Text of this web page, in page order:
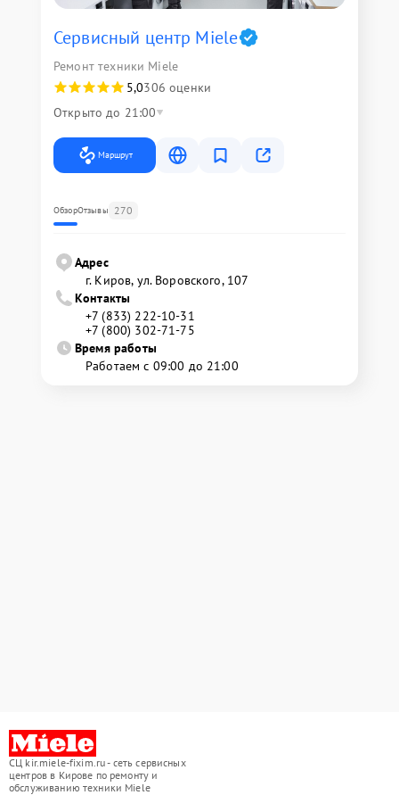
Сервисный центр Miele
Ремонт техники Miele
5,0306 оценки
Открыто до 21:00
Маршрут
ОбзорОтзывы 270
Адрес
г. Киров, ул. Воровского, 107
Контакты
+7 (833) 222-10-31
+7 (800) 302-71-75
Время работы
Работаем с 09:00 до 21:00
СЦ kir.miele-fixim.ru - сеть сервисных
центров в Кирове по ремонту и
обслуживанию техники Miele